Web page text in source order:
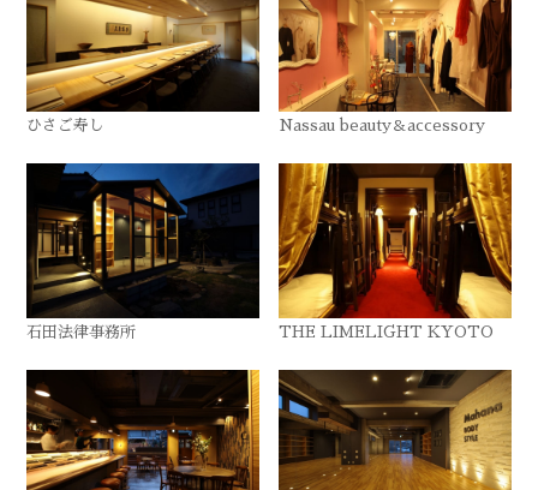
ひさご寿し Nassau beauty＆accessory
石田法律事務所 THE LIMELIGHT KYOTO